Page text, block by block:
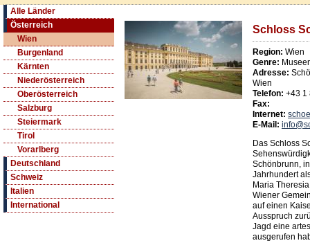
Alle Länder
Österreich
Wien
Burgenland
Kärnten
Niederösterreich
Oberösterreich
Salzburg
Steiermark
Tirol
Vorarlberg
Deutschland
Schweiz
Italien
International
Schloss
Region: Wien
Genre:
Adresse:
Wien
Telefon: +43 1
Fax:
Internet:
E-Mail:
Das Schloss
Schönbrunn,
Jahrhundert
Maria
Wiener
auf einen
Ausspruch
Jagd eine
ausgerufen